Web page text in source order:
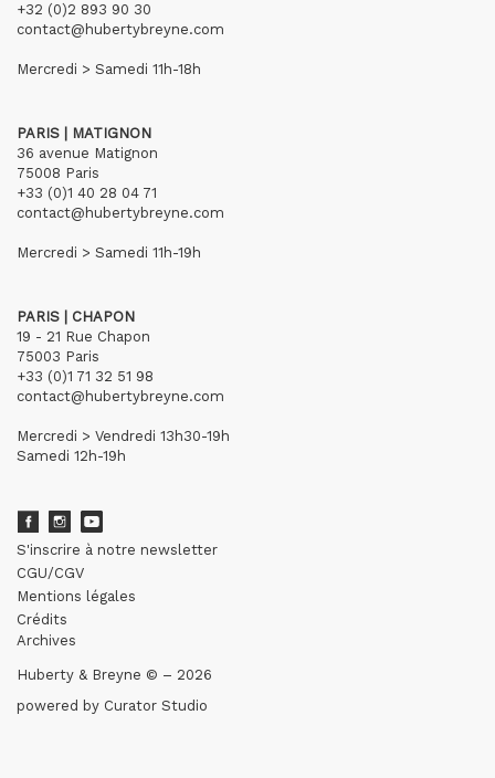
+32 (0)2 893 90 30
contact@hubertybreyne.com
Mercredi > Samedi 11h-18h
PARIS | MATIGNON
36 avenue Matignon
75008 Paris
+33 (0)1 40 28 04 71
contact@hubertybreyne.com
Mercredi > Samedi 11h-19h
PARIS | CHAPON
19 - 21 Rue Chapon
75003 Paris
+33 (0)1 71 32 51 98
contact@hubertybreyne.com
Mercredi > Vendredi 13h30-19h
Samedi 12h-19h
S'inscrire à notre newsletter
CGU/CGV
Mentions légales
Crédits
Archives
Huberty & Breyne © – 2026
powered by Curator Studio